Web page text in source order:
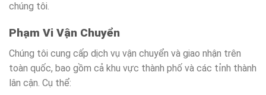
chúng tôi.
Phạm Vi Vận Chuyển
Chúng tôi cung cấp dịch vụ vận chuyển và giao nhận trên
toàn quốc, bao gồm cả khu vực thành phố và các tỉnh thành
lân cận. Cụ thể: